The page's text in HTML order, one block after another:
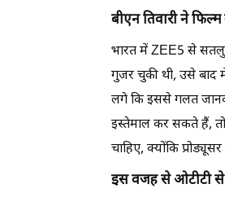
बीएन तिवारी ने
भारत में ZEE5 से
गुजर चुकी थी, उसे बाद
लगे कि इससे गलत
इस्तेमाल कर सकते हैं, तो
चाहिए, क्योंकि
इस वजह से ओटीटी से